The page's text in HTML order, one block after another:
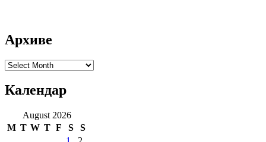
Архиве
Архиве
Календар
August 2026
M T W T F S
S